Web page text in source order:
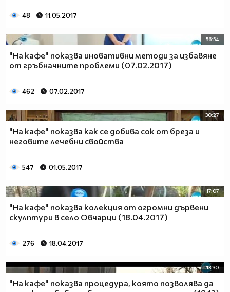
48 11.05.2017
56:54
"На кафе" показва иновативни методи за избавяне
от гръбначните проблеми (07.02.2017)
462 07.02.2017
30:27
"На кафе" показва как се добива сок от бреза и
неговите лечебни свойства
547 01.05.2017
17:07
"На кафе" показва колекция от огромни дървени
скулптури в село Овчарци (18.04.2017)
276 18.04.2017
13:30
"На кафе" показва процедура, която позволява да